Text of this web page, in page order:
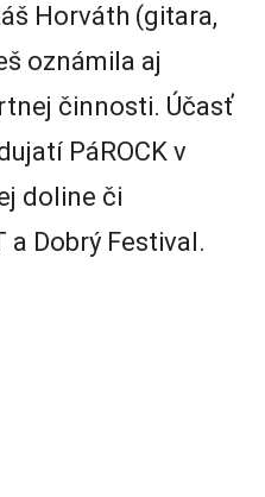
Horváth (gitara,
oznámila aj
činnosti. Účasť
PáROCK v
doline či
a Dobrý Festival.